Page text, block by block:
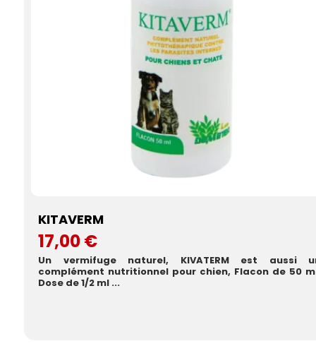
KITAVERM
17,00 €
Un vermifuge naturel, KIVATERM est aussi
complément nutritionnel pour chien, Flacon de 50
Dose de 1/2 ml ...